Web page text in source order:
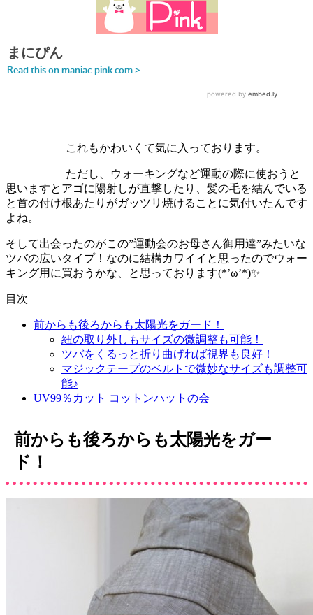
これもかわいくて気に入っております。
ただし、ウォーキングなど運動の際に使おうと
思いますと アゴに陽射しが直撃したり、髪の毛を結んでいる
と首の付け根あたりがガッツリ焼ける ことに気付いたんです
よね。
そして出会ったのがこの”運動会のお母さん御用達”みたいな
ツバの広いタイプ！なのに結構カワイイと思ったのでウォー
キング用に買おうかな、と思っております(*’ω’*)✨
目次
前からも後ろからも太陽光をガード！
紐の取り外しもサイズの微調整も可能！
ツバをくるっと折り曲げれば視界も良好！
マジックテープのベルトで微妙なサイズも調整可
能♪
UV99％カット コットンハットの会
前からも後ろからも太陽光をガー
ド！